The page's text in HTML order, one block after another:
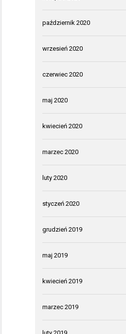
październik 2020
wrzesień 2020
czerwiec 2020
maj 2020
kwiecień 2020
marzec 2020
luty 2020
styczeń 2020
grudzień 2019
maj 2019
kwiecień 2019
marzec 2019